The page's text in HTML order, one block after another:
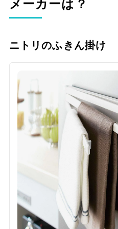
メーカーは？
ニトリのふきん掛け